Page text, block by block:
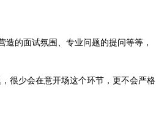
的面试氛围、专业问题的提问等等，
很少会在意开场这个环节，更不会严格